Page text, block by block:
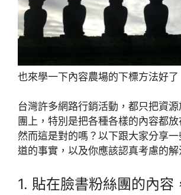
也來學一下內容農場的下標方法好了
台灣許多網路行銷活動，都只把資
團上，特別是把各種各樣的內容都放
然而這是對的嗎？以下跟大家分享
道的事實，以及你應該認真考慮的解
1. 貼在臉書粉絲團的內容